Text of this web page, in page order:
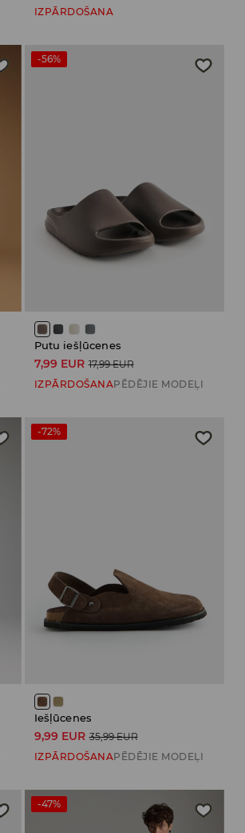
IZPĀRDOŠANA
-56%
Putu iešļūcenes
7,99 EUR 17,99 EUR
IZPĀRDOŠANAPĒDĒJIE MODEĻI
-72%
Iešļūcenes
9,99 EUR 35,99 EUR
IZPĀRDOŠANAPĒDĒJIE MODEĻI
-47%